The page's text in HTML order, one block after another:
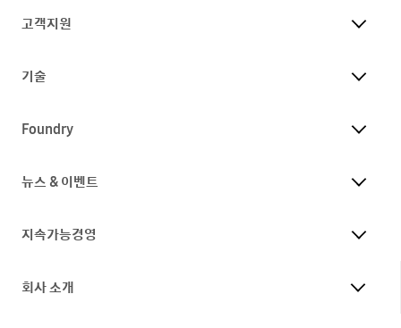
고객지원
기술
Foundry
뉴스 & 이벤트
지속가능경영
회사 소개